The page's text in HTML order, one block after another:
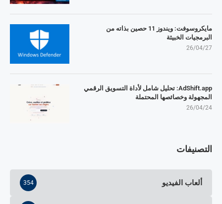
مايكروسوفت: ويندوز 11 حصين بذاته من
البرمجيات الخبيثة
26/04/27
AdShift.app: تحليل شامل لأداة التسويق الرقمي
المجهولة وخصائصها المحتملة
26/04/24
التصنيفات
ألعاب الفيديو 354